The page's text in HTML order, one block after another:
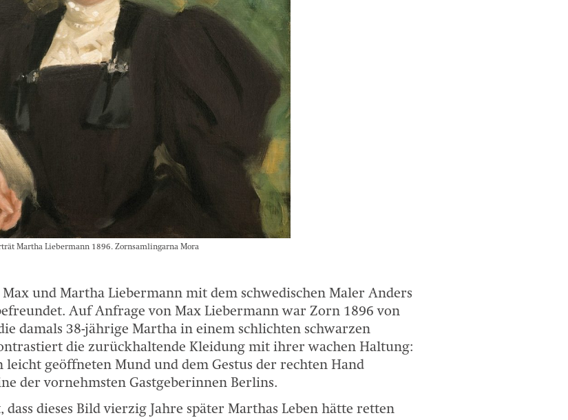
Martha Liebermann 1896. Zornsamlingarna Mora
und Martha Liebermann mit dem schwedischen Maler Anders
Auf Anfrage von Max Liebermann war Zorn 1896 von
damals 38-jährige Martha in einem schlichten schwarzen
die zurückhaltende Kleidung mit ihrer wachen Haltung:
geöffneten Mund und dem Gestus der rechten Hand
der vornehmsten Gastgeberinnen Berlins.
dieses Bild vierzig Jahre später Marthas Leben hätte retten